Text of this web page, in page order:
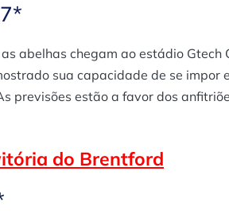
as abelhas chegam ao estádio Gtech
sua capacidade de se impor
previsões estão a favor dos
do Brentford